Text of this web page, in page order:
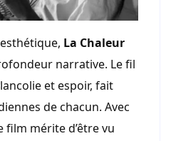
La Chaleur
narrative. Le fil
et espoir, fait
de chacun. Avec
film mérite d’être vu